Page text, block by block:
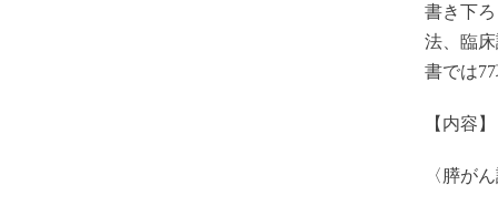
書き下
法、臨
書では77
【 内容 】
〈 膵が